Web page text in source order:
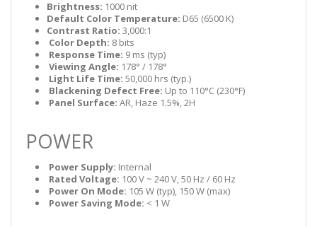
Brightness: 1000 nit
Default Color Temperature: D65 (6500 K)
Contrast Ratio: 3,000:1
Color Depth: 8 bits
Response Time: 9 ms (typ)
Viewing Angle: 178° / 178°
Light Life Time: 50,000 hrs (typ.)
Blackening Defect Free: Up to 110°C (230°F)
Panel Surface: AR, Haze 1.5%, 2H
POWER
Power Supply: Internal
Rated Voltage: 100 V ~ 240 V, 50 Hz / 60 Hz
Power On Mode: 105 W (typ), 150 W (max)
Power Saving Mode: < 1 W